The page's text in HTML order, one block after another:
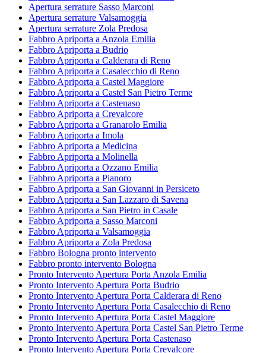
Apertura serrature Sasso Marconi
Apertura serrature Valsamoggia
Apertura serrature Zola Predosa
Fabbro Apriporta a Anzola Emilia
Fabbro Apriporta a Budrio
Fabbro Apriporta a Calderara di Reno
Fabbro Apriporta a Casalecchio di Reno
Fabbro Apriporta a Castel Maggiore
Fabbro Apriporta a Castel San Pietro Terme
Fabbro Apriporta a Castenaso
Fabbro Apriporta a Crevalcore
Fabbro Apriporta a Granarolo Emilia
Fabbro Apriporta a Imola
Fabbro Apriporta a Medicina
Fabbro Apriporta a Molinella
Fabbro Apriporta a Ozzano Emilia
Fabbro Apriporta a Pianoro
Fabbro Apriporta a San Giovanni in Persiceto
Fabbro Apriporta a San Lazzaro di Savena
Fabbro Apriporta a San Pietro in Casale
Fabbro Apriporta a Sasso Marconi
Fabbro Apriporta a Valsamoggia
Fabbro Apriporta a Zola Predosa
Fabbro Bologna pronto intervento
Fabbro pronto intervento Bologna
Pronto Intervento Apertura Porta Anzola Emilia
Pronto Intervento Apertura Porta Budrio
Pronto Intervento Apertura Porta Calderara di Reno
Pronto Intervento Apertura Porta Casalecchio di Reno
Pronto Intervento Apertura Porta Castel Maggiore
Pronto Intervento Apertura Porta Castel San Pietro Terme
Pronto Intervento Apertura Porta Castenaso
Pronto Intervento Apertura Porta Crevalcore